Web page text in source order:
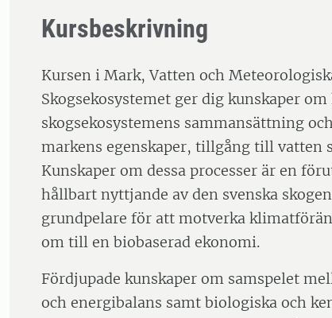
Kursbeskrivning
Kursen i Mark, Vatten och
Skogsekosystemet ger dig kunskaper
skogsekosystemens sammansättning
markens egenskaper, tillgång till vatten
Kunskaper om dessa processer är en
hållbart nyttjande av den svenska
grundpelare för att motverka
om till en biobaserad ekonomi.
Fördjupade kunskaper om samspelet
och energibalans samt biologiska och